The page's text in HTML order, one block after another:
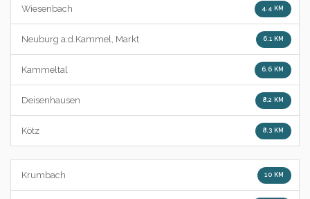
Wiesenbach 4.4 KM
Neuburg a.d.Kammel, Markt 6.1 KM
Kammeltal 6.6 KM
Deisenhausen 8.2 KM
Kötz 8.3 KM
Krumbach 10 KM